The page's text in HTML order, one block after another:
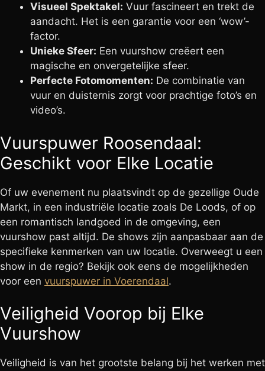
Visueel Spektakel: Vuur fascineert en trekt de
aandacht. Het is een garantie voor een ‘wow’-
factor.
Unieke Sfeer: Een vuurshow creëert een
magische en onvergetelijke sfeer.
Perfecte Fotomomenten: De combinatie van
vuur en duisternis zorgt voor prachtige foto’s en
video’s.
Vuurspuwer Roosendaal:
Geschikt voor Elke Locatie
Of uw evenement nu plaatsvindt op de gezellige Oude
Markt, in een industriële locatie zoals De Loods, of op
een romantisch landgoed in de omgeving, een
vuurshow past altijd. De shows zijn aanpasbaar aan de
specifieke kenmerken van uw locatie. Overweegt u een
show in de regio? Bekijk ook eens de mogelijkheden
voor een vuurspuwer in Voerendaal.
Veiligheid Voorop bij Elke
Vuurshow
Veiligheid is van het grootste belang bij het werken met